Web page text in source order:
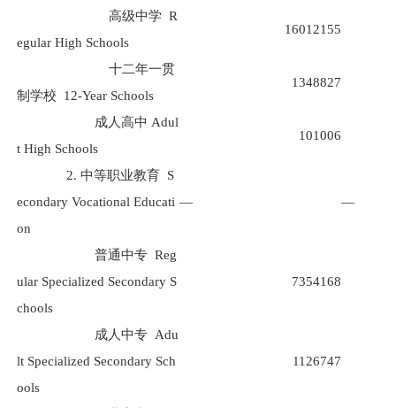
高级中学 R
egular High Schools
16012155
十二年一贯
制学校 12-Year Schools
1348827
成人高中 Adul
t High Schools
101006
2. 中等职业教育 S
econdary Vocational Educati
on
— —
普通中专 Reg
ular Specialized Secondary S
chools
7354168
成人中专 Adu
lt Specialized Secondary Sch
ools
1126747